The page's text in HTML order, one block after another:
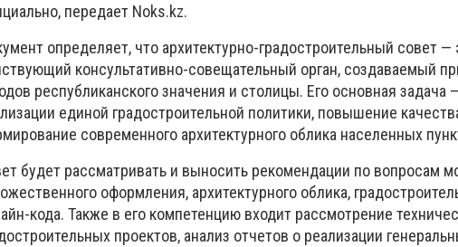
передает Noks.kz.
определяет, что архитектурно-градостроительный совет —
консультативно-совещательный орган, создаваемый
республиканского значения и столицы. Его основная
единой градостроительной политики, повышение
современного архитектурного облика населенных
будет рассматривать и выносить рекомендации по вопросам
оформления, архитектурного облика,
кода. Также в его компетенцию входит рассмотрение
проектов, анализ отчетов о реализации